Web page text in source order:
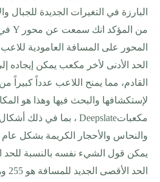
البارزة في التغيرات الجديدة للجبال
من المؤكد انك سمعت عن محور Y
المحور على المسافة العامودية
القادم، مما يمنح اللاعب عدداً كبيراً
لإستكشافها والبحث فيها وهذا هو
مكعباتDeepslate ، بما في ذلك
والنحاس والأحجار الكريمة بشكل
يمكن قول الشيء نفسه بالنسبة للحد